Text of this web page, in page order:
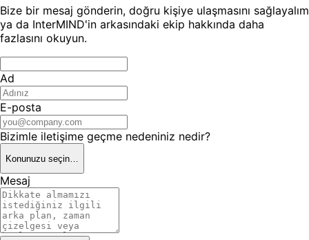
Bize bir mesaj gönderin, doğru kişiye ulaşmasını sağlayalım
ya da InterMIND'in arkasındaki ekip hakkında daha
fazlasını okuyun.
Ad
E-posta
Bizimle iletişime geçme nedeniniz nedir?
Konunuzu seçin…
Mesaj